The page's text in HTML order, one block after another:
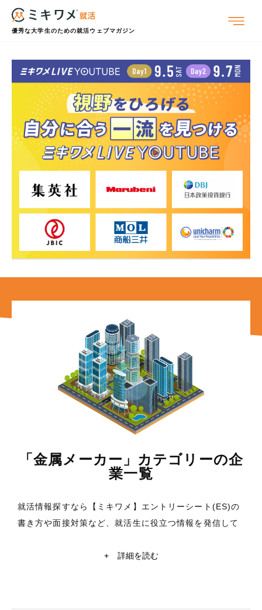
優秀な大学生のための就活ウェブマガジン
「金属メーカー」カテゴリーの企
業一覧
就活情報探すなら【ミキワメ】エントリーシート(ES)の
書き方や面接対策など、就活生に役立つ情報を発信して
をもらった現役学生ライターが、インターン体験から企
+ 詳細を読む